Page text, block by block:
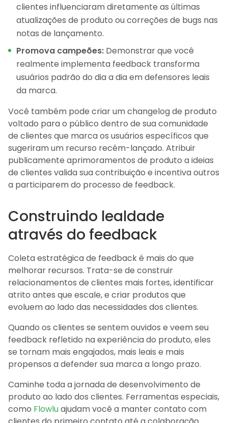
clientes influenciaram diretamente as últimas
atualizações de produto ou correções de bugs nas
notas de lançamento.
Promova campeões: Demonstrar que você
realmente implementa feedback transforma
usuários padrão do dia a dia em defensores leais
da marca.
Você também pode criar um changelog de produto
voltado para o público dentro de sua comunidade
de clientes que marca os usuários específicos que
sugeriram um recurso recém-lançado. Atribuir
publicamente aprimoramentos de produto a ideias
de clientes valida sua contribuição e incentiva outros
a participarem do processo de feedback.
Construindo lealdade
através do feedback
Coleta estratégica de feedback é mais do que
melhorar recursos. Trata-se de construir
relacionamentos de clientes mais fortes, identificar
atrito antes que escale, e criar produtos que
evoluem ao lado das necessidades dos clientes.
Quando os clientes se sentem ouvidos e veem seu
feedback refletido na experiência do produto, eles
se tornam mais engajados, mais leais e mais
propensos a defender sua marca a longo prazo.
Caminhe toda a jornada de desenvolvimento de
produto ao lado dos clientes. Ferramentas especiais,
como Flowluajudam você a manter contato com